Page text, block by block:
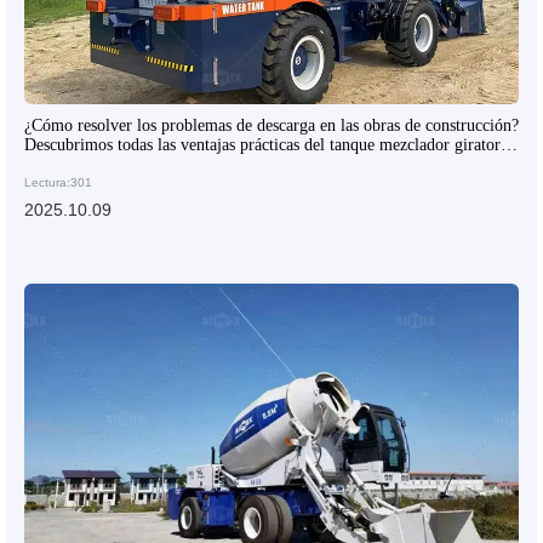
¿Cómo resolver los problemas de descarga en las obras de construcción?
Descubrimos todas las ventajas prácticas del tanque mezclador giratorio
Lectura:301
2025.10.09